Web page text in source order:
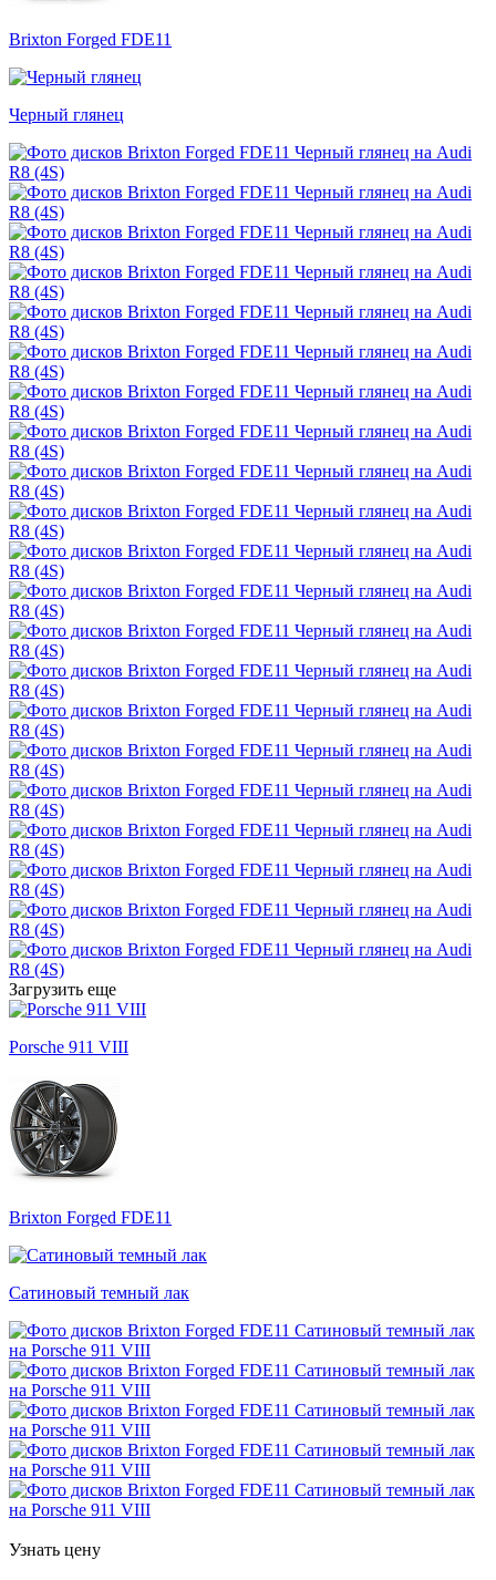
Brixton Forged FDE11
Черный глянец
Загрузить еще
Porsche 911 VIII
Brixton Forged FDE11
Сатиновый темный лак
Узнать цену